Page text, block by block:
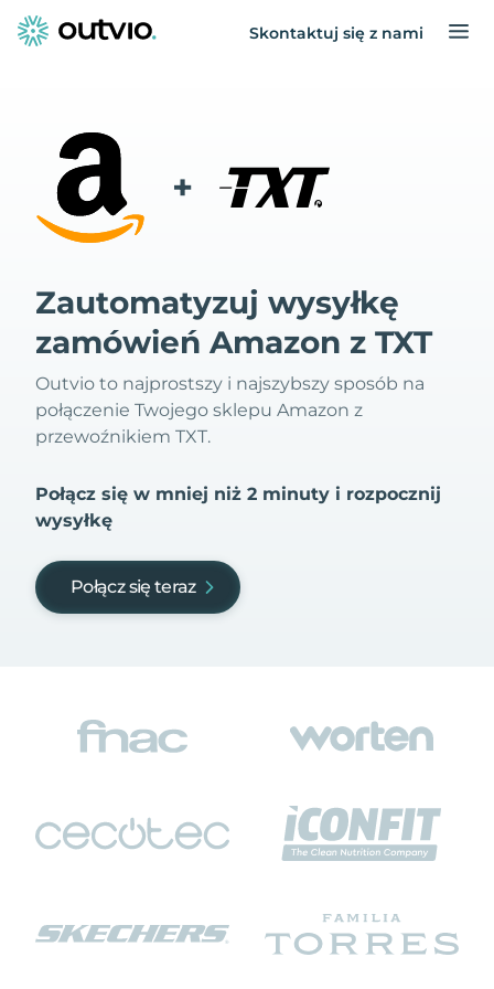
Skontaktuj się z nami
+
Zautomatyzuj wysyłkę
zamówień Amazon z TXT
Outvio to najprostszy i najszybszy sposób na
połączenie Twojego sklepu Amazon z
przewoźnikiem TXT.
Połącz się w mniej niż 2 minuty i rozpocznij
wysyłkę
Połącz się teraz